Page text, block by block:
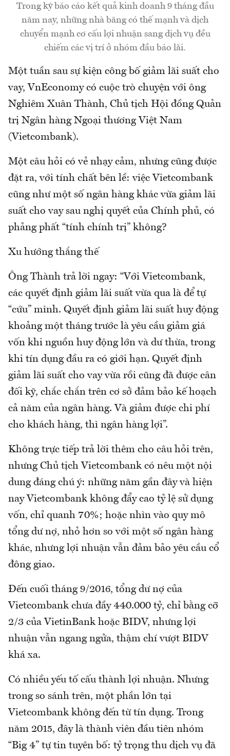
Trong kỳ báo cáo kết quả kinh doanh 9 tháng đầu
năm nay, những nhà băng có thế mạnh và dịch
chuyển mạnh cơ cấu lợi nhuận sang dịch vụ đều
chiếm các vị trí ở nhóm đầu báo lãi.
Một tuần sau sự kiện công bố giảm lãi suất cho
vay, VnEconomy có cuộc trò chuyện với ông
Nghiêm Xuân Thành, Chủ tịch Hội đồng Quản
trị Ngân hàng Ngoại thương Việt Nam
(Vietcombank).
Một câu hỏi có vẻ nhạy cảm, nhưng cũng được
đặt ra, với tính chất bên lề: việc Vietcombank
cũng như một số ngân hàng khác vừa giảm lãi
suất cho vay sau nghị quyết của Chính phủ, có
phảng phất “tính chính trị” không?
Xu hướng thắng thế
Ông Thành trả lời ngay: “Với Vietcombank,
các quyết định giảm lãi suất vừa qua là để tự
“cứu” mình. Quyết định giảm lãi suất huy động
khoảng một tháng trước là yêu cầu giảm giá
vốn khi nguồn huy động lớn và dư thừa, trong
khi tín dụng đầu ra có giới hạn. Quyết định
giảm lãi suất cho vay vừa rồi cũng đã được cân
đối kỹ, chắc chắn trên cơ sở đảm bảo kế hoạch
cả năm của ngân hàng. Và giảm được chi phí
cho khách hàng, thì ngân hàng lợi”.
Không trực tiếp trả lời thêm cho câu hỏi trên,
nhưng Chủ tịch Vietcombank có nêu một nội
dung đáng chú ý: những năm gần đây và hiện
nay Vietcombank không đẩy cao tỷ lệ sử dụng
vốn, chỉ quanh 70%; hoặc nhìn vào quy mô
tổng dư nợ, nhỏ hơn so với một số ngân hàng
khác, nhưng lợi nhuận vẫn đảm bảo yêu cầu cổ
đông giao.
Đến cuối tháng 9/2016, tổng dư nợ của
Vietcombank chưa đầy 440.000 tỷ, chỉ bằng cỡ
2/3 của VietinBank hoặc BIDV, nhưng lợi
nhuận vẫn ngang ngửa, thậm chí vượt BIDV
khá xa.
Có nhiều yếu tố cấu thành lợi nhuận. Nhưng
trong so sánh trên, một phần lớn tại
Vietcombank không đến từ tín dụng. Trong
năm 2015, đây là thành viên đầu tiên nhóm
“Big 4” tự tin tuyên bố: tỷ trọng thu dịch vụ đã